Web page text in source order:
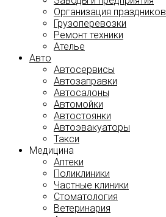
Организация праздников
Грузоперевозки
Ремонт техники
Ателье
Авто
Автосервисы
Автозаправки
Автосалоны
Автомойки
Автостоянки
Автоэвакуаторы
Такси
Медицина
Аптеки
Поликлиники
Частные клиники
Стоматология
Ветеринария